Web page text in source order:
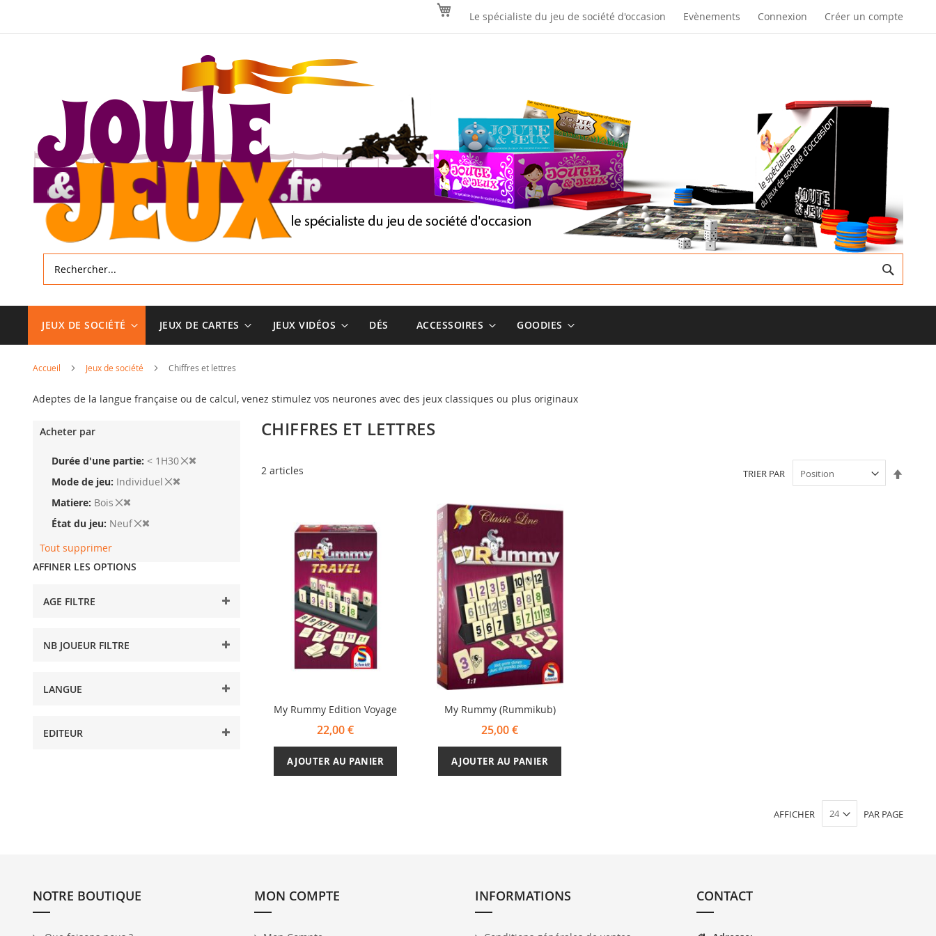
contenu
Le spécialiste du jeu de société d'occasion Evènements Connexion Créer un compte
JEUX DE SOCIÉTÉ JEUX DE CARTES JEUX VIDÉOS DÉS ACCESSOIRES GOODIES
Accueil Jeux de société Chiffres et lettres
Adeptes de la langue française ou de calcul, venez stimulez vos neurones avec des jeux classiques ou plus originaux
CHIFFRES ET LETTRES
2articles TRIER PAR
My Rummy Edition Voyage
22,00 €
AJOUTER AU PANIER
My Rummy (Rummikub)
25,00 €
AJOUTER AU PANIER
AFFICHER PAR PAGE
Acheter par
Durée d'une partie < 1H30
Mode de jeu Individuel
Matiere Bois
État du jeu Neuf
Tout supprimer
AFFINER LES OPTIONS
AGE FILTRE
NB JOUEUR FILTRE
LANGUE
EDITEUR
NOTRE BOUTIQUE MON COMPTE INFORMATIONS CONTACT